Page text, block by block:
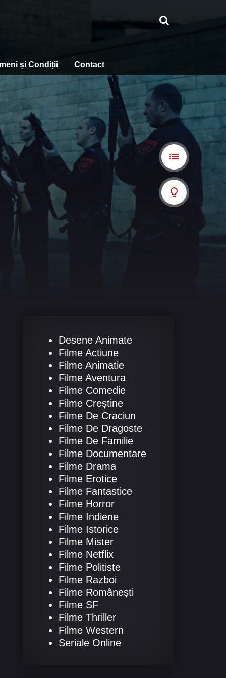
și Condiții Contact
Desene Animate
Filme Actiune
Filme Animatie
Filme Aventura
Filme Comedie
Filme Creștine
Filme De Craciun
Filme De Dragoste
Filme De Familie
Filme Documentare
Filme Drama
Filme Erotice
Filme Fantastice
Filme Horror
Filme Indiene
Filme Istorice
Filme Mister
Filme Netflix
Filme Politiste
Filme Razboi
Filme Românești
Filme SF
Filme Thriller
Filme Western
Seriale Online